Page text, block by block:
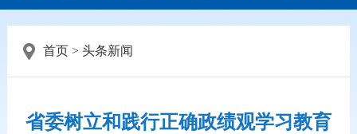
首页> 头条新闻
省委树立和践行正确政绩观学习教育